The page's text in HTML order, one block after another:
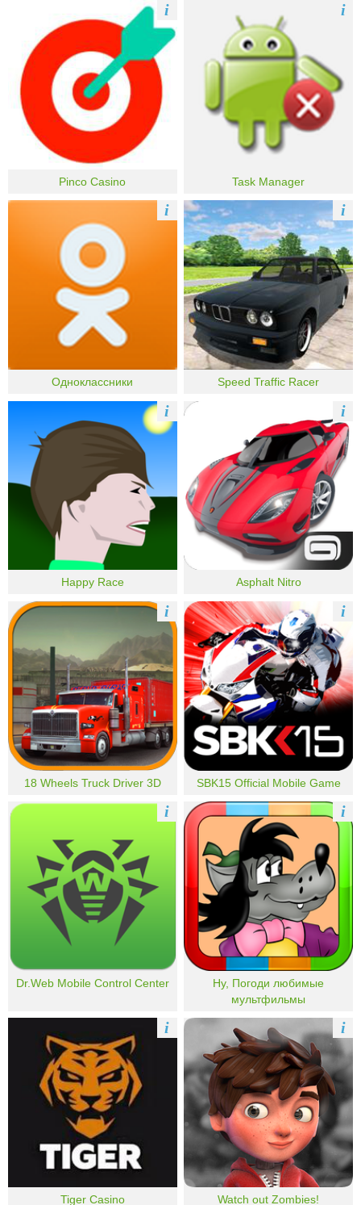
Pinco Casino
i
Task Manager
i
Одноклассники
i
Speed Traffic Racer
i
Happy Race
i
Asphalt Nitro
i
18 Wheels Truck Driver 3D
i
SBK15 Official Mobile Game
i
Dr.Web Mobile Control Center
i
Ну, Погоди любимые
мультфильмы
i
Tiger Casino
i
Watch out Zombies!
i